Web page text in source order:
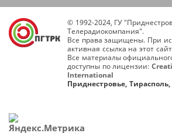
© 1992-2024, ГУ
Телерадиокомпания".
Все права защищены. При
активная ссылка на этот
Все материалы
доступны по лицензии:
International
Приднестровье,